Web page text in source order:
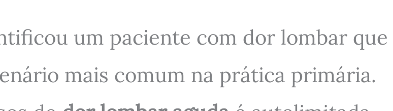
um paciente com dor lombar que
mais comum na prática primária.